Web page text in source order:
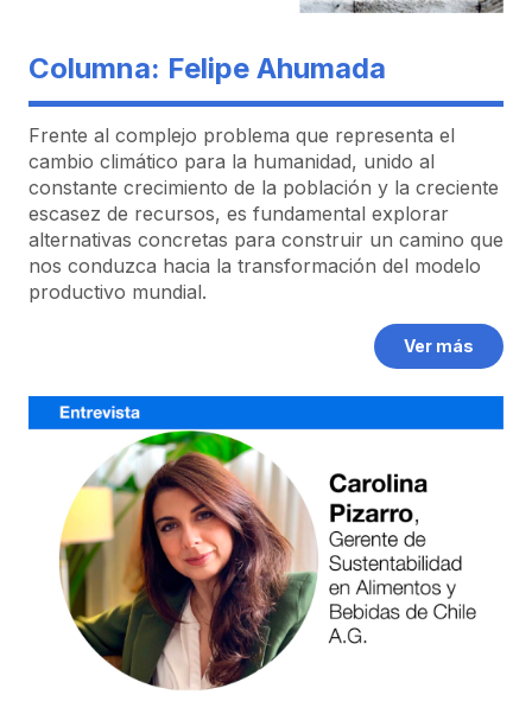
Columna: Felipe Ahumada
Frente al complejo problema que representa el
cambio climático para la humanidad, unido al
constante crecimiento de la población y la creciente
escasez de recursos, es fundamental explorar
alternativas concretas para construir un camino que
nos conduzca hacia la transformación del modelo
productivo mundial.
Ver más